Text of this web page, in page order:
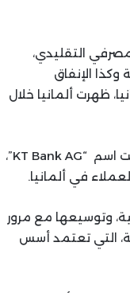
التقليدي،
الإنفاق
ظهرت ألمانيا خلال
وذكر المصرف التركي، أنه سيبدأ بتقديم خدماته لعملائه في مدينة فرانكفورت، تحت اسم “KT Bank AG”،
في ألمانيا.
وتوسيعها مع مرور
التي تعتمد أسس